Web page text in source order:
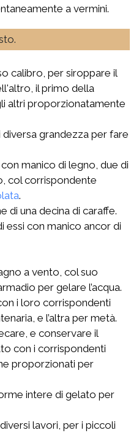
a vermini.
calibro, per siroppare il
il primo della
altri proporzionatamente
grandezza per fare
manico di legno, due di
col corrispondente
.
di una decina di caraffe.
essi con manico ancor di
a vento, col suo
per gelare l’acqua.
i loro corrispondenti
e l’altra per metà.
e conservare il
con i corrispondenti
proporzionati per
intere di gelato per
lavori, per i piccoli